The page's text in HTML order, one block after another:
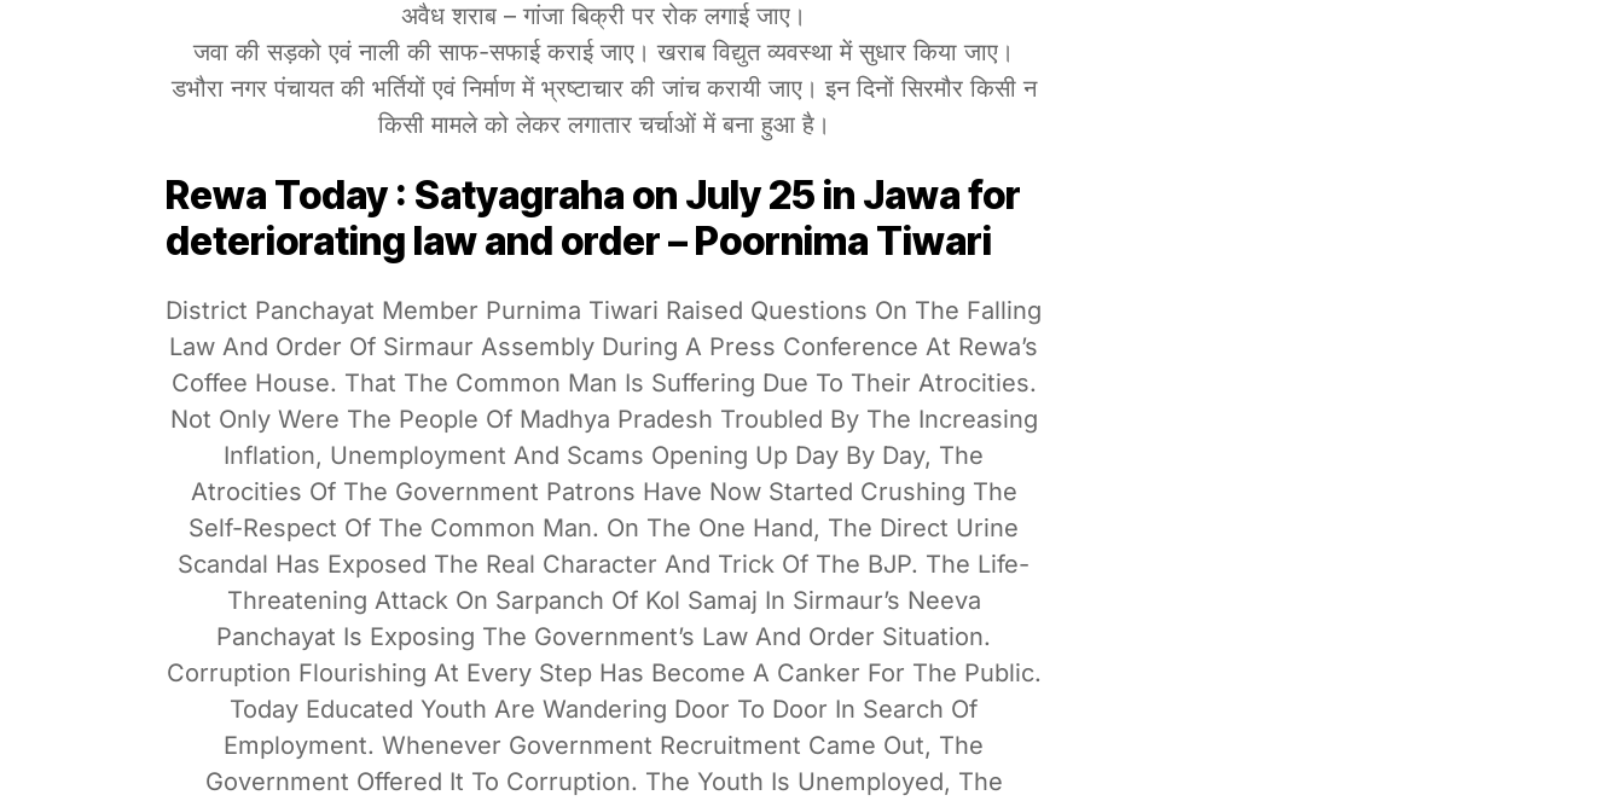
अवैध शराब – गांजा बिक्री पर रोक लगाई जाए।
जवा की सड़को एवं नाली की साफ-सफाई कराई जाए। खराब विद्युत व्यवस्था में सुधार किया जाए।
डभौरा नगर पंचायत की भर्तियों एवं निर्माण में भ्रष्टाचार की जांच करायी जाए। इन दिनों सिरमौर किसी न
किसी मामले को लेकर लगातार चर्चाओं में बना हुआ है।
Rewa Today : Satyagraha on July 25 in Jawa for
deteriorating law and order – Poornima Tiwari
District Panchayat Member Purnima Tiwari Raised Questions On The Falling
Law And Order Of Sirmaur Assembly During A Press Conference At Rewa’s
Coffee House. That The Common Man Is Suffering Due To Their Atrocities.
Not Only Were The People Of Madhya Pradesh Troubled By The Increasing
Inflation, Unemployment And Scams Opening Up Day By Day, The
Atrocities Of The Government Patrons Have Now Started Crushing The
Self-Respect Of The Common Man. On The One Hand, The Direct Urine
Scandal Has Exposed The Real Character And Trick Of The BJP. The Life-
Threatening Attack On Sarpanch Of Kol Samaj In Sirmaur’s Neeva
Panchayat Is Exposing The Government’s Law And Order Situation.
Corruption Flourishing At Every Step Has Become A Canker For The Public.
Today Educated Youth Are Wandering Door To Door In Search Of
Employment. Whenever Government Recruitment Came Out, The
Government Offered It To Corruption. The Youth Is Unemployed, The